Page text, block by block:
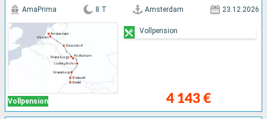
Vollpension
AmaPrima 8 T Amsterdam 23.12.2026
4 143 €
Vollpension